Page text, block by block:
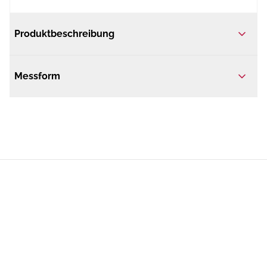
Produktbeschreibung
Messform